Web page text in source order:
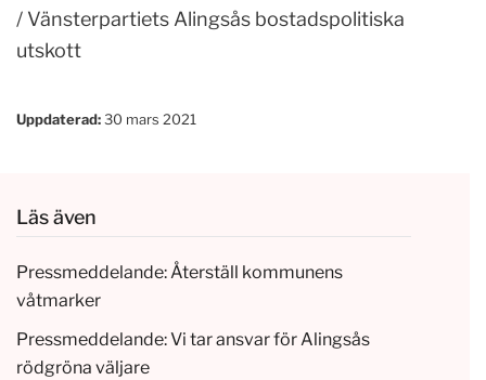
/ Vänsterpartiets Alingsås bostadspolitiska
utskott
Uppdaterad:30 mars 2021
Läs även
Pressmeddelande: Återställ kommunens
våtmarker
Pressmeddelande: Vi tar ansvar för Alingsås
rödgröna väljare